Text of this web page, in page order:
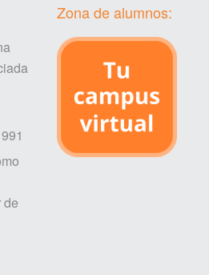
de
Zona de alumnos: